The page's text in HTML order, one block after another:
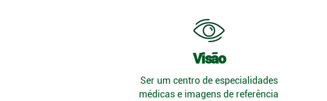
Visão
Ser um centro de especialidades
médicas e imagens de referência